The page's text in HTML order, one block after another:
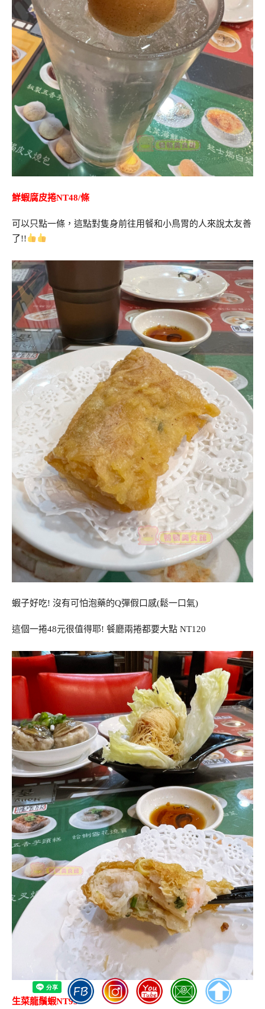
鮮蝦腐皮捲NT48/條
可以只點一條，這點對隻身前往用餐和小鳥胃的人來說太友善
了!!
蝦子好吃! 沒有可怕泡藥的Q彈假口感(鬆一口氣)
這個一捲48元很值得耶! 餐廳兩捲都要大點 NT120
生菜龍鬚蝦NT95